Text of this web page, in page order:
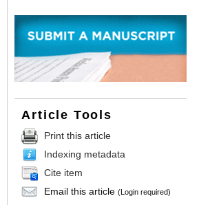
Article Tools
Print this article
Indexing metadata
Cite item
Email this article(Login required)